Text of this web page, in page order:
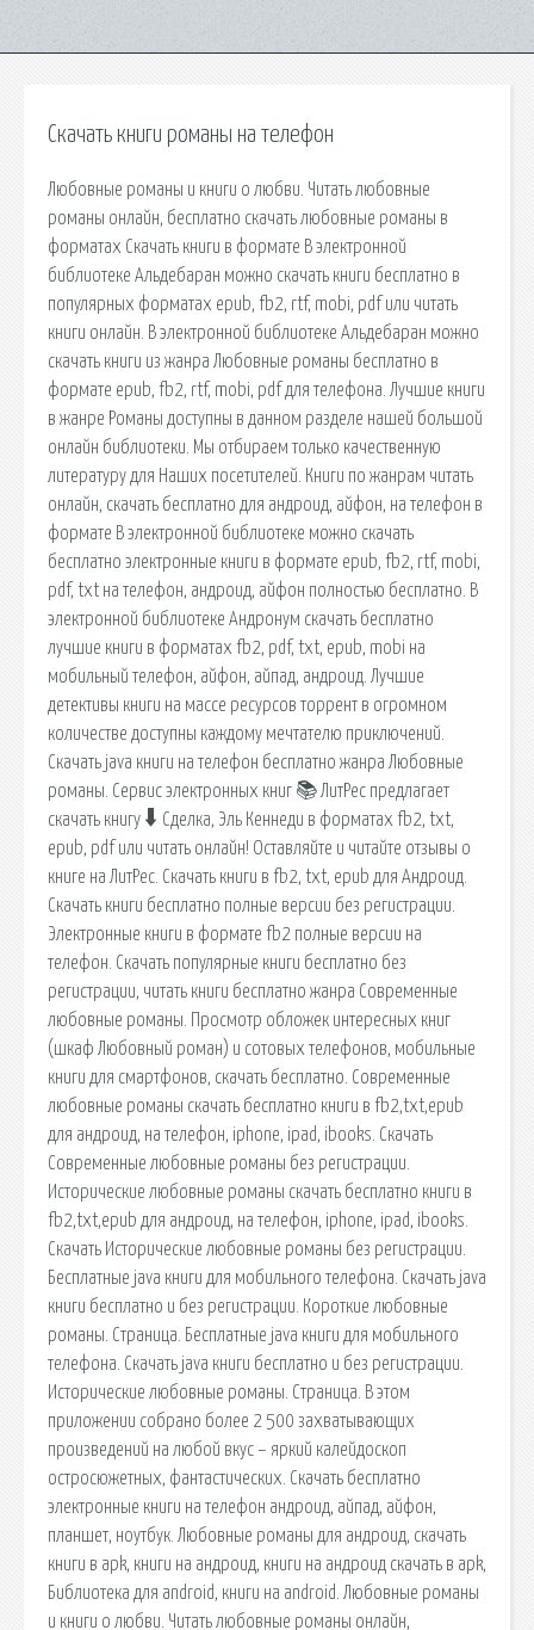
Скачать книги романы на телефон
Любовные романы и книги о любви. Читать любовные
романы онлайн, бесплатно скачать любовные романы в
форматах Скачать книги в формате В электронной
библиотеке Альдебаран можно скачать книги бесплатно в
популярных форматах epub, fb2, rtf, mobi, pdf или читать
книги онлайн. В электронной библиотеке Альдебаран можно
скачать книги из жанра Любовные романы бесплатно в
формате epub, fb2, rtf, mobi, pdf для телефона. Лучшие книги
в жанре Романы доступны в данном разделе нашей большой
онлайн библиотеки. Мы отбираем только качественную
литературу для Наших посетителей. Книги по жанрам читать
онлайн, скачать бесплатно для андроид, айфон, на телефон в
формате В электронной библиотеке можно скачать
бесплатно электронные книги в формате epub, fb2, rtf, mobi,
pdf, txt на телефон, андроид, айфон полностью бесплатно. В
электронной библиотеке Андронум скачать бесплатно
лучшие книги в форматах fb2, pdf, txt, epub, mobi на
мобильный телефон, айфон, айпад, андроид. Лучшие
детективы книги на массе ресурсов торрент в огромном
количестве доступны каждому мечтателю приключений.
Скачать java книги на телефон бесплатно жанра Любовные
романы. Сервис электронных книг 📚 ЛитРес предлагает
скачать книгу 🠳 Сделка, Эль Кеннеди в форматах fb2, txt,
epub, pdf или читать онлайн! Оставляйте и читайте отзывы о
книге на ЛитРес. Скачать книги в fb2, txt, epub для Андроид.
Скачать книги бесплатно полные версии без регистрации.
Электронные книги в формате fb2 полные версии на
телефон. Скачать популярные книги бесплатно без
регистрации, читать книги бесплатно жанра Современные
любовные романы. Просмотр обложек интересных книг
(шкаф Любовный роман) и сотовых телефонов, мобильные
книги для смартфонов, скачать бесплатно. Современные
любовные романы скачать бесплатно книги в fb2,txt,epub
для андроид, на телефон, iphone, ipad, ibooks. Скачать
Современные любовные романы без регистрации.
Исторические любовные романы скачать бесплатно книги в
fb2,txt,epub для андроид, на телефон, iphone, ipad, ibooks.
Скачать Исторические любовные романы без регистрации.
Бесплатные java книги для мобильного телефона. Скачать java
книги бесплатно и без регистрации. Короткие любовные
романы. Страница. Бесплатные java книги для мобильного
телефона. Скачать java книги бесплатно и без регистрации.
Исторические любовные романы. Страница. В этом
приложении собрано более 2 500 захватывающих
произведений на любой вкус – яркий калейдоскоп
остросюжетных, фантастических. Скачать бесплатно
электронные книги на телефон андроид, айпад, айфон,
планшет, ноутбук. Любовные романы для андроид, скачать
книги в apk, книги на андроид, книги на андроид скачать в apk,
Библиотека для android, книги на android. Любовные романы
и книги о любви. Читать любовные романы онлайн,